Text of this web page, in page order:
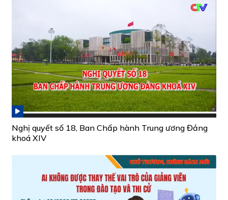
Nghị quyết số 18, Ban Chấp hành Trung ương Đảng
khoá XIV